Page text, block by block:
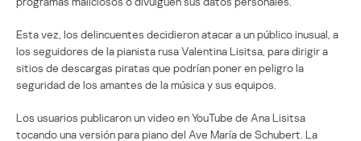
Esta vez, los delincuentes decidieron atacar a un público inusual, a
los seguidores de la pianista rusa Valentina Lisitsa, para dirigir a
sitios de descargas piratas que podrían poner en peligro la
seguridad de los amantes de la música y sus equipos.
Los usuarios publicaron un video en YouTube de Ana Lisitsa
tocando una versión para piano del Ave María de Schubert. La